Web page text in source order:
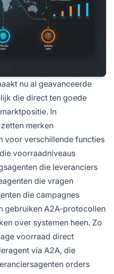
nu al geavanceerde
die direct ten goede
In
merken
voor verschillende functies
voorraadniveaus
die leveranciers
die vragen
die campagnes
gebruiken A2A-protocollen
over systemen heen. Zo
voorraad direct
via A2A, die
orders